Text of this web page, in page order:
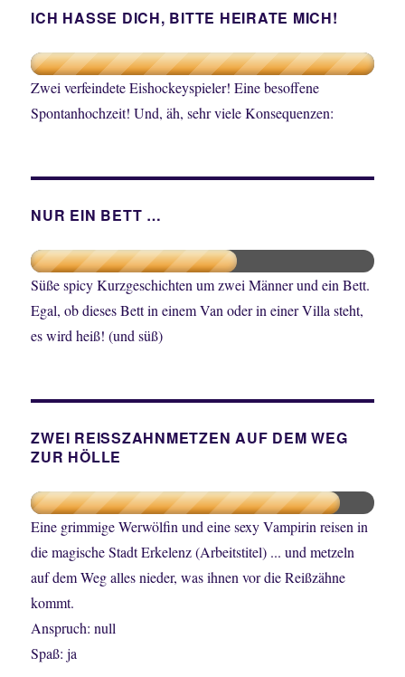
ICH HASSE DICH, BITTE HEIRATE MICH!
Zwei verfeindete Eishockeyspieler! Eine besoffene
Spontanhochzeit! Und, äh, sehr viele Konsequenzen:
NUR EIN BETT …
Süße spicy Kurzgeschichten um zwei Männer und ein Bett.
Egal, ob dieses Bett in einem Van oder in einer Villa steht,
es wird heiß! (und süß)
ZWEI REISSZAHNMETZEN AUF DEM WEG
ZUR HÖLLE
Eine grimmige Werwölfin und eine sexy Vampirin reisen in
die magische Stadt Erkelenz (Arbeitstitel) ... und metzeln
auf dem Weg alles nieder, was ihnen vor die Reißzähne
kommt.
Anspruch: null
Spaß: ja